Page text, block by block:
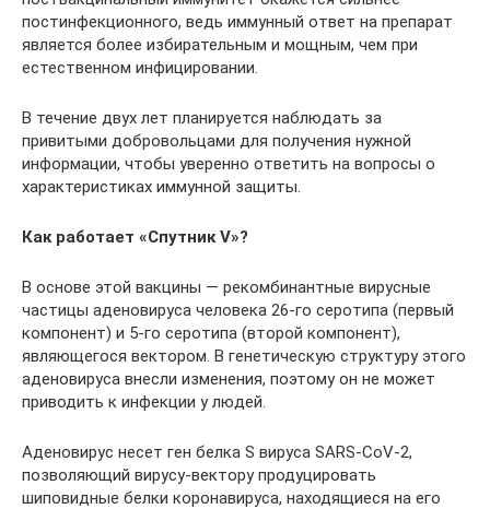
постинфекционного, ведь иммунный ответ на препарат
является более избирательным и мощным, чем при
естественном инфицировании.
В течение двух лет планируется наблюдать за
привитыми добровольцами для получения нужной
информации, чтобы уверенно ответить на вопросы о
характеристиках иммунной защиты.
Как работает «Спутник V»?
В основе этой вакцины — рекомбинантные вирусные
частицы аденовируса человека 26-го серотипа (первый
компонент) и 5-го серотипа (второй компонент),
являющегося вектором. В генетическую структуру этого
аденовируса внесли изменения, поэтому он не может
приводить к инфекции у людей.
Аденовирус несет ген белка S вируса SARS-CoV-2,
позволяющий вирусу-вектору продуцировать
шиповидные белки коронавируса, находящиеся на его